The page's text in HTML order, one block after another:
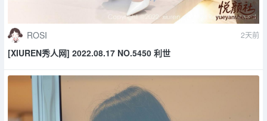
ROSI 2天前
[XIUREN秀人网] 2022.08.17 NO.5450 利世